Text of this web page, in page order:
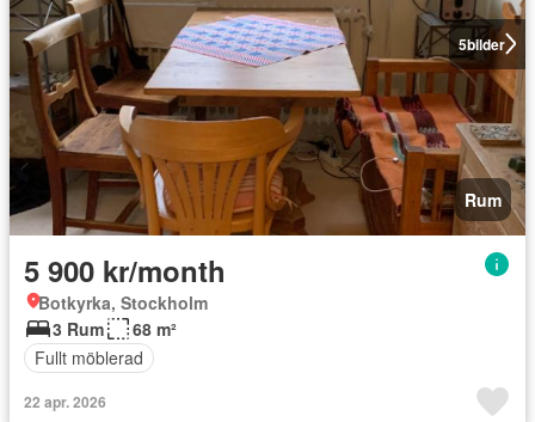
5bilder
Rum
5 900 kr/month
Botkyrka, Stockholm
3 Rum
68 m²
Fullt möblerad
22 apr. 2026